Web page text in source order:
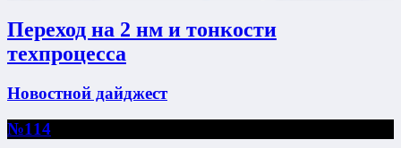
Переход на 2 нм и тонкости
техпроцесса
Новостной дайджест
№114